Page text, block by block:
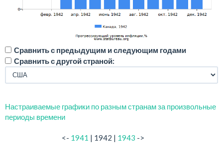
Сравнить с предыдущим и следующим годами
Сравнить с другой страной:
Настраиваемые графики по разным странам за произвольные
периоды времени
<- 1941 | 1942 | 1943 ->